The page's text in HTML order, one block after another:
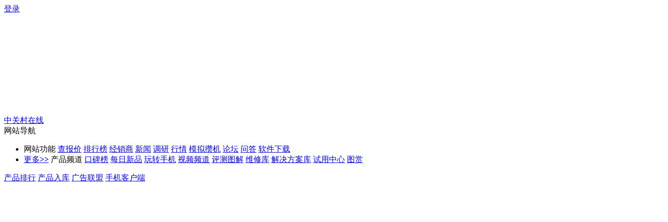
登录
中关村在线
网站导航
网站功能 查报价 排行榜 经销商 新闻 调研 行情 模拟攒机 论坛 问答 软件下载
更多>> 产品频道 口碑榜 每日新品 玩转手机 视频频道 评测图解 维修库 解决方案库 试用中心 图赏
产品排行 产品入库 广告联盟 手机客户端